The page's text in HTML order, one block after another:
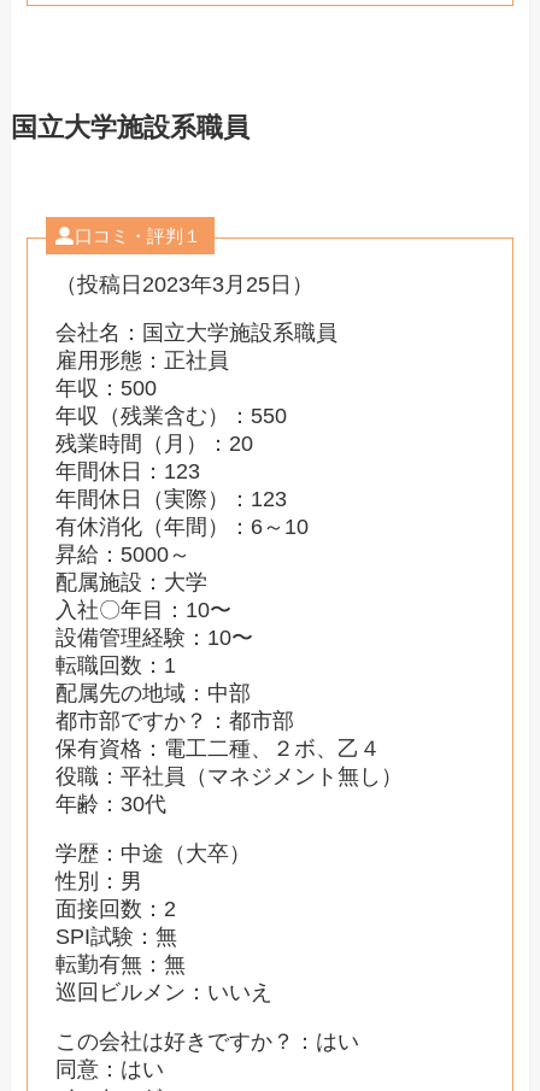
国立大学施設系職員
口コミ・評判１
（投稿日2023年3月25日）
会社名：国立大学施設系職員
雇用形態：正社員
年収：500
年収（残業含む）：550
残業時間（月）：20
年間休日：123
年間休日（実際）：123
有休消化（年間）：6～10
昇給：5000～
配属施設：大学
入社〇年目：10〜
設備管理経験：10〜
転職回数：1
配属先の地域：中部
都市部ですか？：都市部
保有資格：電工二種、２ボ、乙４
役職：平社員（マネジメント無し）
年齢：30代
学歴：中途（大卒）
性別：男
面接回数：2
SPI試験：無
転勤有無：無
巡回ビルメン：いいえ
この会社は好きですか？：はい
同意：はい